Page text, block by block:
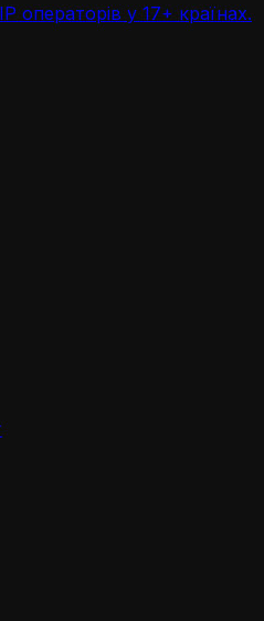
операторів у 17+ країнах.